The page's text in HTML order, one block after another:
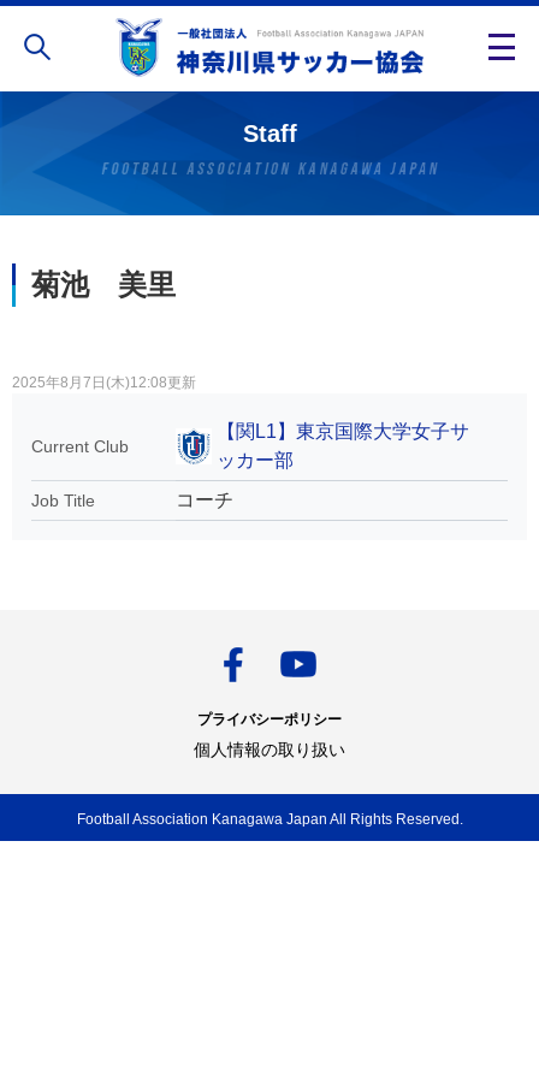
Staff
菊池 美里
2025年8月7日(木)12:08更新
Current Club
【関L1】東京国際大学女子サ
ッカー部
Job Title コーチ
プライバシーポリシー
個人情報の取り扱い
Football Association Kanagawa Japan All Rights Reserved.